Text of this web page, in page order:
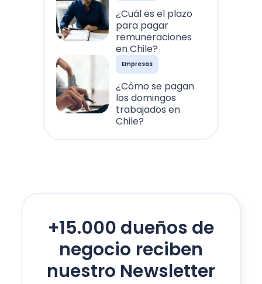
¿Cuál es el plazo
para pagar
remuneraciones
en Chile?
Empresas
¿Cómo se pagan
los domingos
trabajados en
Chile?
+15.000 dueños de
negocio reciben
nuestro Newsletter